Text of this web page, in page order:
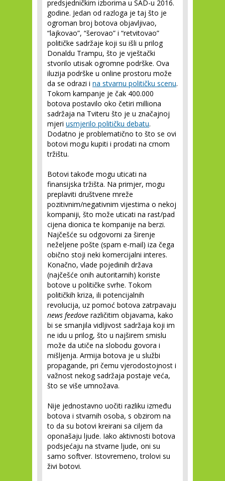
predsjedničkim izborima u SAD-u 2016.
godine. Jedan od razloga je taj što je
ogroman broj botova objavljivao,
“lajkovao”, “šerovao” i “retvitovao”
političke sadržaje koji su išli u prilog
Donaldu Trampu, što je vještački
stvorilo utisak ogromne podrške. Ova
iluzija podrške u online prostoru može
da se odrazi i na stvarnu političku scenu.
Tokom kampanje je čak 400.000
botova postavilo oko četiri milliona
sadržaja na Tviteru što je u značajnoj
mjeri usmjerilo političku debatu.
Dodatno je problematično to što se ovi
botovi mogu kupiti i prodati na crnom
tržištu.
Botovi takođe mogu uticati na
finansijska tržišta. Na primjer, mogu
preplaviti društvene mreže
pozitivnim/negativnim vijestima o nekoj
kompaniji, što može uticati na rast/pad
cijena dionica te kompanije na berzi.
Najčešće su odgovorni za širenje
neželjene pošte (spam e-mail) iza čega
obično stoji neki komercijalni interes.
Konačno, vlade pojedinih država
(najčešće onih autoritarnih) koriste
botove u političke svrhe. Tokom
političkih kriza, ili potencijalnih
revolucija, uz pomoć botova zatrpavaju
news feedove različitim objavama, kako
bi se smanjila vidljivost sadržaja koji im
ne idu u prilog, što u najširem smislu
može da utiče na slobodu govora i
mišljenja. Armija botova je u službi
propagande, pri čemu vjerodostojnost i
važnost nekog sadržaja postaje veća,
što se više umnožava.
Nije jednostavno uočiti razliku između
botova i stvarnih osoba, s obzirom na
to da su botovi kreirani sa ciljem da
oponašaju ljude. Iako aktivnosti botova
podsjećaju na stvarne ljude, oni su
samo softver. Istovremeno, trolovi su
živi botovi.